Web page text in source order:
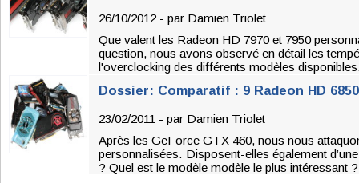
26/10/2012 - par Damien Triolet
Que valent les Radeon HD 7970 et 7950
question, nous avons observé en détail les
l'overclocking des différents modèles
Dossier: Comparatif : 9 Radeon HD
23/02/2011 - par Damien Triolet
Après les GeForce GTX 460, nous nous
personnalisées. Disposent-elles également
? Quel est le modèle modèle le plus intéressant ?